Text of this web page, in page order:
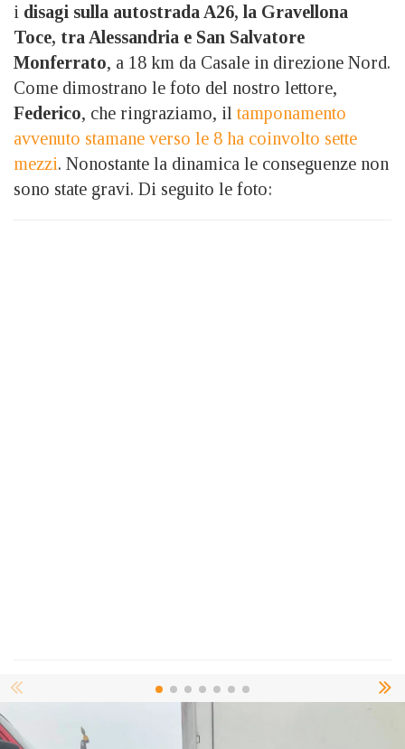
i disagi sulla autostrada A26, la Gravellona
Toce, tra Alessandria e San Salvatore
Monferrato, a 18 km da Casale in direzione Nord.
Come dimostrano le foto del nostro lettore,
Federico, che ringraziamo, il tamponamento
avvenuto stamane verso le 8 ha coinvolto sette
mezzi. Nonostante la dinamica le conseguenze non
sono state gravi. Di seguito le foto: